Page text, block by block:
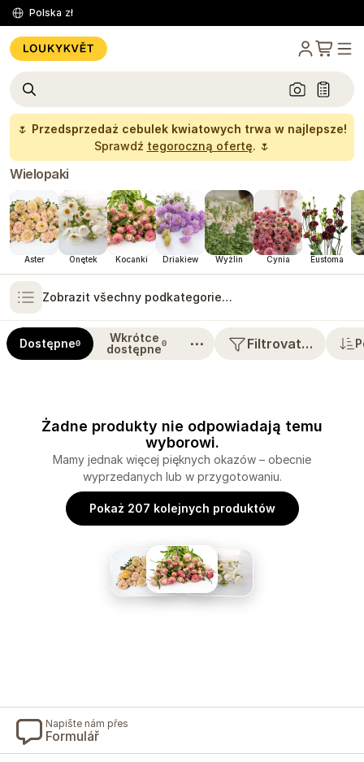
Polska zł
🌷 Przedsprzedaż cebulek kwiatowych trwa w najlepsze!
Sprawdź tegoroczną ofertę. 🌷
Wielopaki
Aster Onętek Kocanki Driakiew Wyżlin Cynia Eustoma
Zobrazit všechny podkategorie…
Dostępne0
Wkrótce
dostępne0 ⋯ Filtrovat…
Żadne produkty nie odpowiadają temu
wyborowi.
Mamy jednak więcej pięknych okazów – obecnie
wyprzedanych lub w przygotowaniu.
Pokaż 207 kolejnych produktów
Napište nám přes
Formulář